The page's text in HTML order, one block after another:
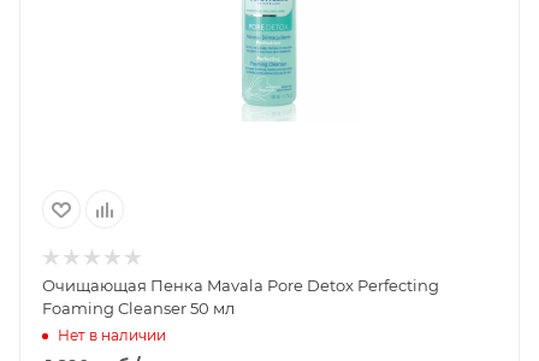
Очищающая Пенка Mavala Pore Detox Perfecting
Foaming Cleanser 50 мл
Нет в наличии